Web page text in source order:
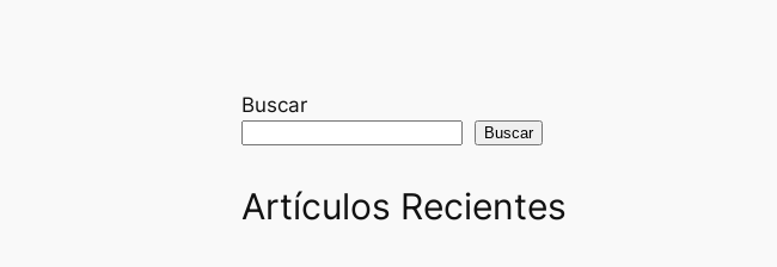
Buscar
Buscar
Artículos Recientes